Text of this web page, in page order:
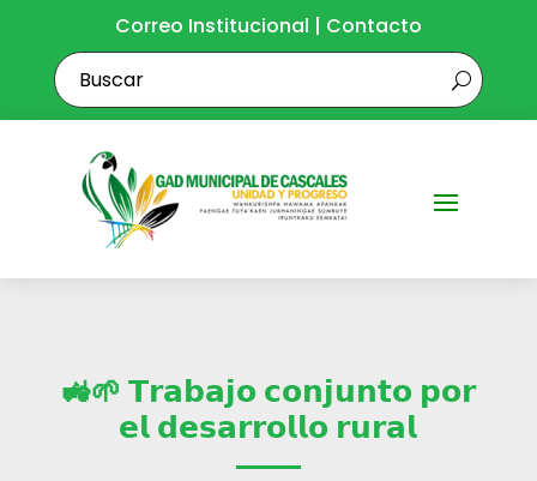
Correo Institucional | Contacto
🚜🌱 𝗧𝗿𝗮𝗯𝗮𝗷𝗼 𝗰𝗼𝗻𝗷𝘂𝗻𝘁𝗼 𝗽𝗼𝗿
𝗲𝗹 𝗱𝗲𝘀𝗮𝗿𝗿𝗼𝗹𝗹𝗼 𝗿𝘂𝗿𝗮𝗹